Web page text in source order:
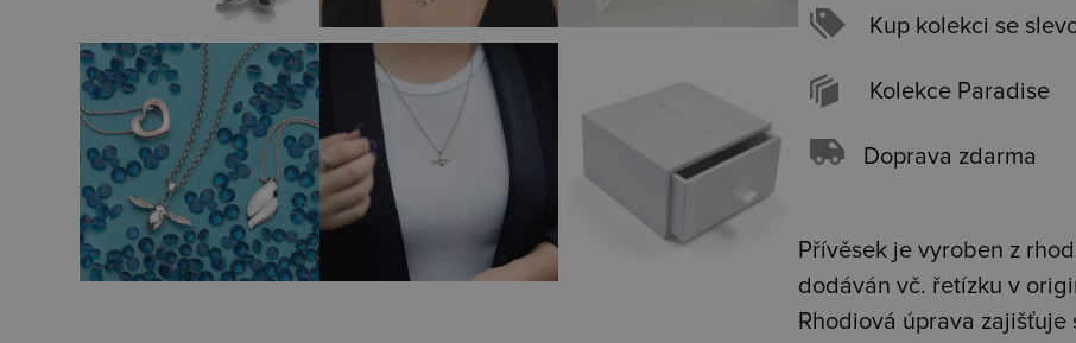
Kup kolekci se
Kolekce Paradise
Doprava zdarma
Přívěsek je vyroben z
dodáván vč. řetízku v
Rhodiová úprava